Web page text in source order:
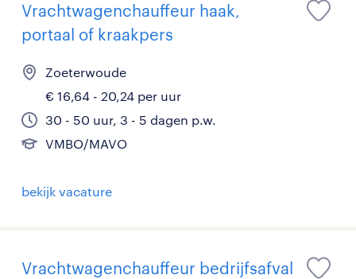
Vrachtwagenchauffeur haak,
portaal of kraakpers
Zoeterwoude
€ 16,64 - 20,24 per uur
30 - 50 uur, 3 - 5 dagen p.w.
VMBO/MAVO
bekijk vacature
Vrachtwagenchauffeur bedrijfsafval